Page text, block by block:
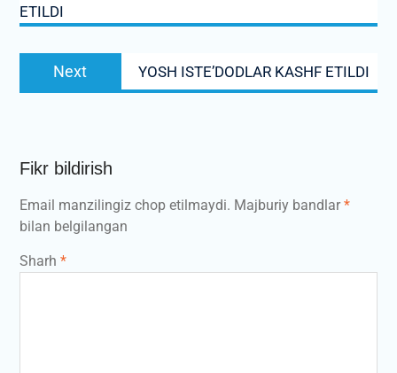
ETILDI
Next
post:
YOSH ISTEʼDODLAR KASHF ETILDI
Fikr bildirish
Email manzilingiz chop etilmaydi. Majburiy bandlar*
bilan belgilangan
Sharh *